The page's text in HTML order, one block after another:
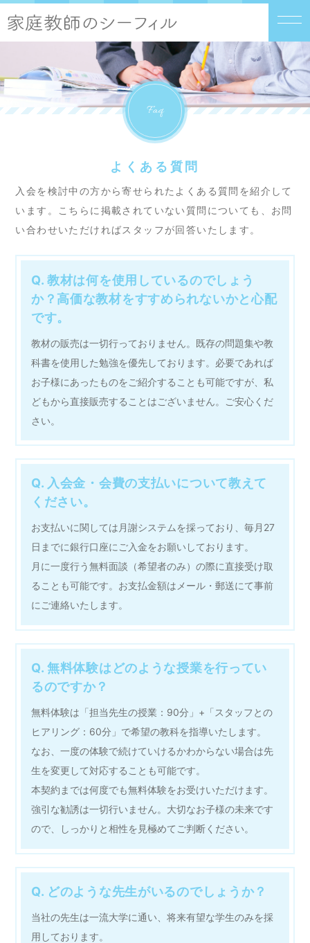
Faq
よくある質問
入会を検討中の方から寄せられたよくある質問を紹介して
います。こちらに掲載されていない質問についても、お問
い合わせいただければスタッフが回答いたします。
Q. 教材は何を使用しているのでしょう
か？高価な教材をすすめられないかと心配
です。
教材の販売は一切行っておりません。既存の問題集や教
科書を使用した勉強を優先しております。必要であれば
お子様にあったものをご紹介することも可能ですが、私
どもから直接販売することはございません。ご安心くだ
さい。
Q. 入会金・会費の支払いについて教えて
ください。
お支払いに関しては月謝システムを採っており、毎月27
日までに銀行口座にご入金をお願いしております。
月に一度行う無料面談（希望者のみ）の際に直接受け取
ることも可能です。お支払金額はメール・郵送にて事前
にご連絡いたします。
Q. 無料体験はどのような授業を行ってい
るのですか？
無料体験は「担当先生の授業：90分」+「スタッフとの
ヒアリング：60分」で希望の教科を指導いたします。
なお、一度の体験で続けていけるかわからない場合は先
生を変更して対応することも可能です。
本契約までは何度でも無料体験をお受けいただけます。
強引な勧誘は一切行いません。大切なお子様の未来です
ので、しっかりと相性を見極めてご判断ください。
Q. どのような先生がいるのでしょうか？
当社の先生は一流大学に通い、将来有望な学生のみを採
用しております。